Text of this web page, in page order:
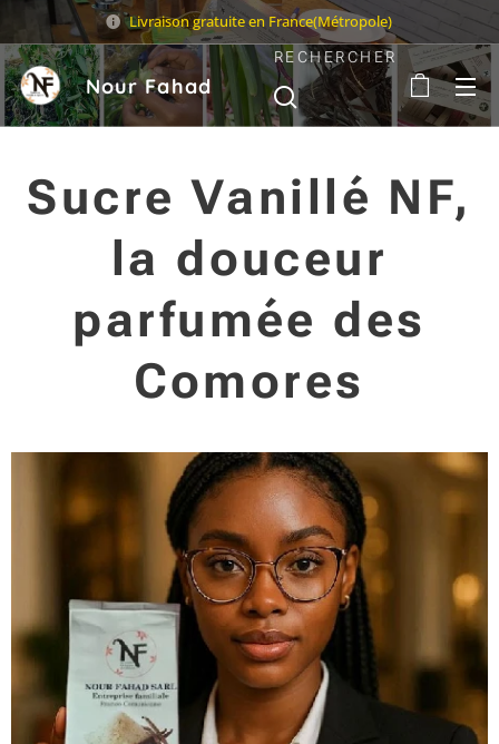
Livraison gratuite en France(Métropole)
Nour Fahad
Sarl
RECHERCHER
Sucre Vanillé NF,
la douceur
parfumée des
Comores